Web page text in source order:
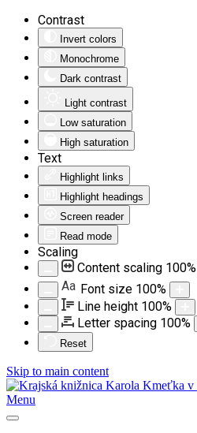
Contrast
Invert colors
Monochrome
Dark contrast
Light contrast
Low saturation
High saturation
Text
Highlight links
Highlight headings
Screen reader
Read mode
Scaling
Content scaling 100%
Aa Font size 100%
Line height 100%
Letter spacing 100%
Reset
Skip to main content
Menu